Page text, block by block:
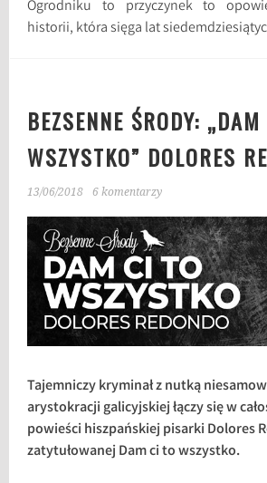
Ogrodniku to przyczynek to
historii, która sięga lat
BEZSENNE ŚRODY:
WSZYSTKO” DOLORES
13/06/2018 6 komentarzy
Tajemniczy kryminał z nutką
arystokracji galicyjskiej łączy się w
powieści hiszpańskiej pisarki Dolores
zatytułowanej Dam ci to wszystko.